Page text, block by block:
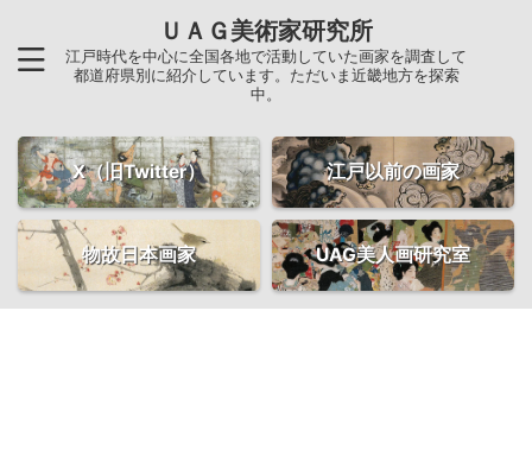
ＵＡＧ美術家研究所
江戸時代を中心に全国各地で活動していた画家を調査して
都道府県別に紹介しています。ただいま近畿地方を探索
中。
X（旧Twitter） 江戸以前の画家
物故日本画家 UAG美人画研究室